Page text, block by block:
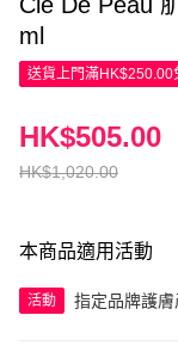
ml
送貨上門滿HK$250.00
HK$1,020.00
HK$505.00
本商品適用活動
活動 指定品牌護